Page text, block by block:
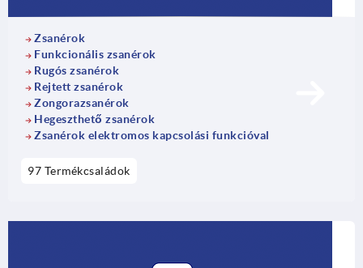
Zsanérok
Funkcionális zsanérok
Rugós zsanérok
Rejtett zsanérok
Zongorazsanérok
Hegeszthető zsanérok
Zsanérok elektromos kapcsolási funkcióval
97 Termékcsaládok